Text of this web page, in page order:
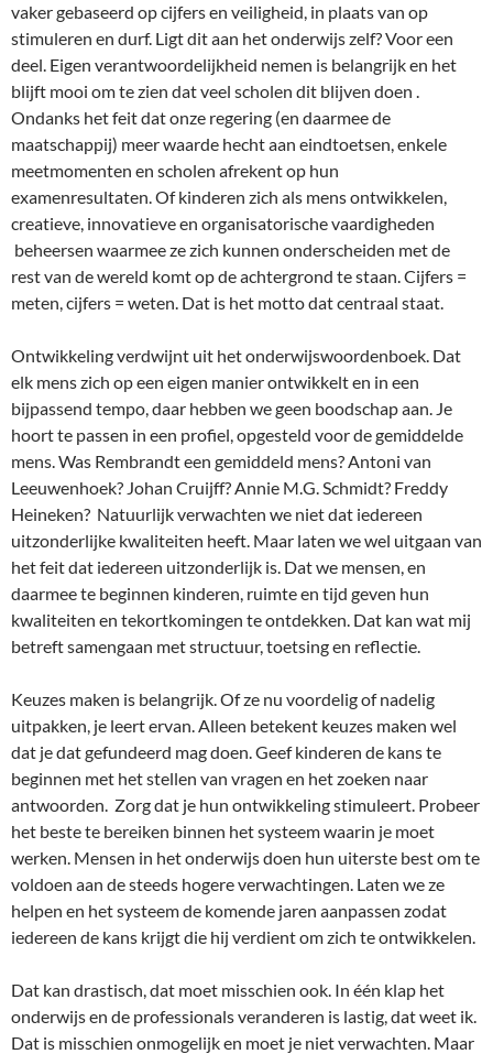
vaker gebaseerd op cijfers en veiligheid, in plaats van op
stimuleren en durf. Ligt dit aan het onderwijs zelf? Voor een
deel. Eigen verantwoordelijkheid nemen is belangrijk en het
blijft mooi om te zien dat veel scholen dit blijven doen .
Ondanks het feit dat onze regering (en daarmee de
maatschappij) meer waarde hecht aan eindtoetsen, enkele
meetmomenten en scholen afrekent op hun
examenresultaten. Of kinderen zich als mens ontwikkelen,
creatieve, innovatieve en organisatorische vaardigheden
beheersen waarmee ze zich kunnen onderscheiden met de
rest van de wereld komt op de achtergrond te staan. Cijfers =
meten, cijfers = weten. Dat is het motto dat centraal staat.
Ontwikkeling verdwijnt uit het onderwijswoordenboek. Dat
elk mens zich op een eigen manier ontwikkelt en in een
bijpassend tempo, daar hebben we geen boodschap aan. Je
hoort te passen in een profiel, opgesteld voor de gemiddelde
mens. Was Rembrandt een gemiddeld mens? Antoni van
Leeuwenhoek? Johan Cruijff? Annie M.G. Schmidt? Freddy
Heineken? Natuurlijk verwachten we niet dat iedereen
uitzonderlijke kwaliteiten heeft. Maar laten we wel uitgaan van
het feit dat iedereen uitzonderlijk is. Dat we mensen, en
daarmee te beginnen kinderen, ruimte en tijd geven hun
kwaliteiten en tekortkomingen te ontdekken. Dat kan wat mij
betreft samengaan met structuur, toetsing en reflectie.
Keuzes maken is belangrijk. Of ze nu voordelig of nadelig
uitpakken, je leert ervan. Alleen betekent keuzes maken wel
dat je dat gefundeerd mag doen. Geef kinderen de kans te
beginnen met het stellen van vragen en het zoeken naar
antwoorden. Zorg dat je hun ontwikkeling stimuleert. Probeer
het beste te bereiken binnen het systeem waarin je moet
werken. Mensen in het onderwijs doen hun uiterste best om te
voldoen aan de steeds hogere verwachtingen. Laten we ze
helpen en het systeem de komende jaren aanpassen zodat
iedereen de kans krijgt die hij verdient om zich te ontwikkelen.
Dat kan drastisch, dat moet misschien ook. In één klap het
onderwijs en de professionals veranderen is lastig, dat weet ik.
Dat is misschien onmogelijk en moet je niet verwachten. Maar